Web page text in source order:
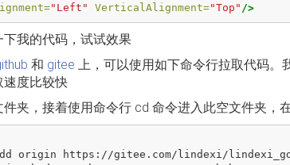
"Left" VerticalAlignment="Top" />
我的代码，试试效果
和 gitee 上，可以使用如下命令行拉取代码。
度比较快
件夹，接着使用命令行 cd 命令进入此空文件夹，
origin https://gitee.com/lindexi/